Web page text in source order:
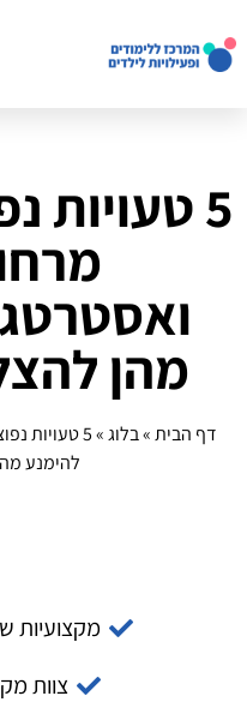
5 טעויות
מהן
דף הבית»בלוג»
5 טעויות
להימנע
מקצועיות
צוות